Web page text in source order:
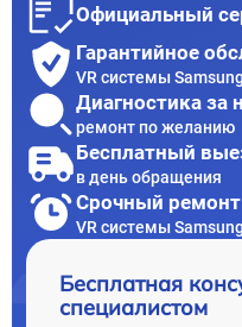
Официальный
Гарантийное
VR системы
Диагностика за
ремонт по желанию
Бесплатный
в день обращения
Срочный ремонт
VR системы
Бесплатная
специалистом